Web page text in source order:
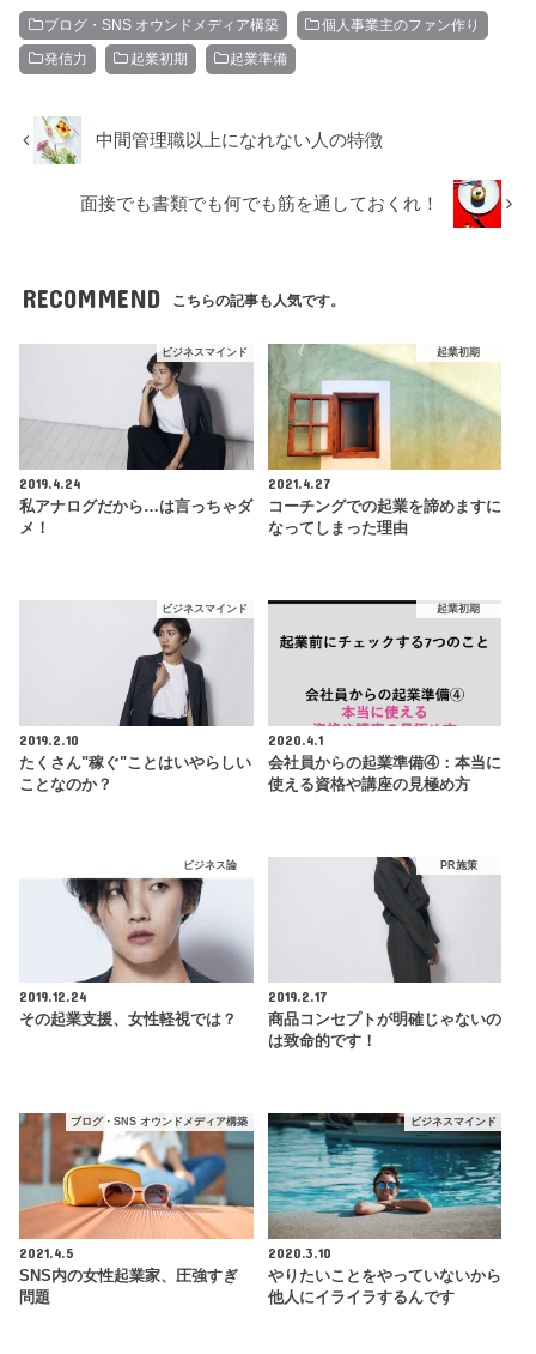
ブログ・SNS オウンドメディア構築 個人事業主のファン作り
発信力 起業初期 起業準備
中間管理職以上になれない人の特徴
面接でも書類でも何でも筋を通しておくれ！
RECOMMEND こちらの記事も人気です。
ビジネスマインド
2019.4.24
私アナログだから…は言っちゃダ
メ！
起業初期
2021.4.27
コーチングでの起業を諦めますに
なってしまった理由
ビジネスマインド
2019.2.10
たくさん"稼ぐ"ことはいやらしい
ことなのか？
起業初期
2020.4.1
会社員からの起業準備④：本当に
使える資格や講座の見極め方
ビジネス論
2019.12.24
その起業支援、女性軽視では？
PR施策
2019.2.17
商品コンセプトが明確じゃないの
は致命的です！
ブログ・SNS オウンドメディア構築
2021.4.5
SNS内の女性起業家、圧強すぎ
問題
ビジネスマインド
2020.3.10
やりたいことをやっていないから
他人にイライラするんです